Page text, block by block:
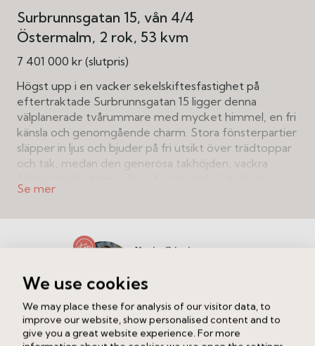
Surbrunnsgatan 15, vån 4/4
Östermalm 2 rok 53 kvm
7 401 000 kr (slutpris)
Högst upp i en vacker sekelskiftesfastighet på
eftertraktade Surbrunnsgatan 15 ligger denna
välplanerade tvårummare med mycket himmel, en fri
känsla och genomgående charm. Stora fönsterpartier
släpper in ljus och bjuder på fri utsikt över trädtoppar
och tak, medan den generösa takhöjden, vackra
skapar en inbjudande atmosfär.
innergården med blommande körsbärsträd på
mot gården flödar ljuset fritt genom de höga
fönstren och skapar en varm, inbjudande atmosfär, en
sällsynt kvalitet mitt i stan.
Kevin Crispien
Ring
Intresserad av att veta vad din bostad är värd?
We use cookies
We may place these for analysis of our visitor data, to
improve our website, show personalised content and to
give you a great website experience. For more